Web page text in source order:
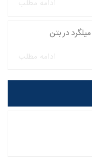
ادامه مطلب
در بتن
ادامه مطلب